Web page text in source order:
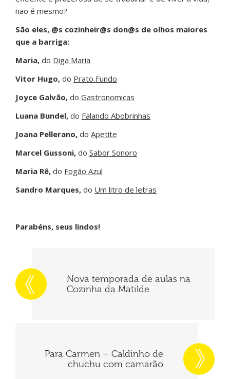
não é mesmo?
São eles, @s cozinheir@s don@s de olhos maiores
que a barriga:
Maria, do Diga Maria
Vitor Hugo, do Prato Fundo
Joyce Galvão, do Gastronomicas
Luana Bundel, do Falando Abobrinhas
Joana Pellerano, do Apetite
Marcel Gussoni, do Sabor Sonoro
Maria Rê, do Fogão Azul
Sandro Marques, do Um litro de letras
Parabéns, seus lindos!
Nova temporada de aulas na
Cozinha da Matilde
Para Carmen – Caldinho de
chuchu com camarão